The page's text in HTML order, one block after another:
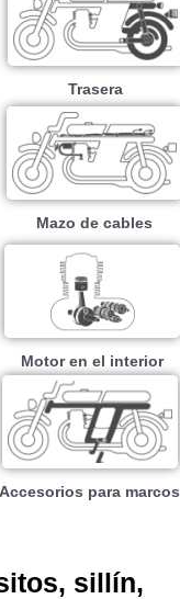
Trasera
Mazo de cables
Motor en el interior
Accesorios para marcos
sillín,